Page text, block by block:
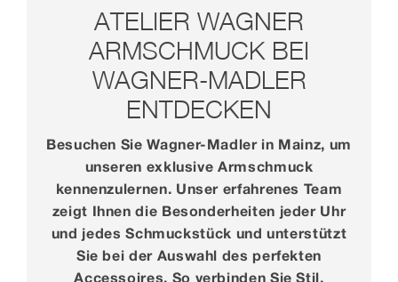
ATELIER WAGNER
ARMSCHMUCK BEI
WAGNER-MADLER
ENTDECKEN
Besuchen Sie Wagner-Madler in Mainz, um
unseren exklusive Armschmuck
kennenzulernen. Unser erfahrenes Team
zeigt Ihnen die Besonderheiten jeder Uhr
und jedes Schmuckstück und unterstützt
Sie bei der Auswahl des perfekten
Accessoires. So verbinden Sie Stil,